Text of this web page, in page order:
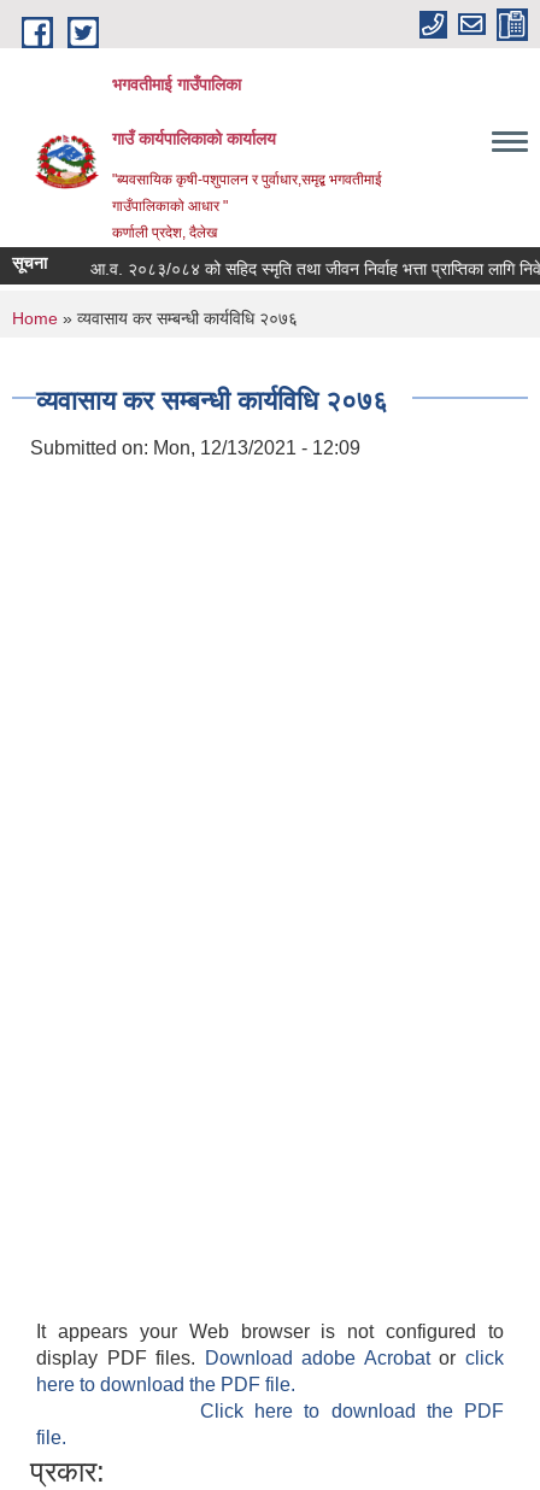
Skip to main content
भगवतीमाई गाउँपालिका
गाउँ कार्यपालिकाको कार्यालय
"ब्यवसायिक कृषी-पशुपालन र पुर्वाधार,समृद्ब भगवतीमाई
गाउँपालिकाको आधार "
कर्णाली प्रदेश, दैलेख
सूचना
विषयः आ.व. २०८३/०८४ को सहिद स्मृति तथा जीवन निर्वाह भत्ता प्राप्तिका लागि
You are here
Home » व्यवासाय कर सम्बन्धी कार्यविधि २०७६
व्यवासाय कर सम्बन्धी कार्यविधि २०७६
Submitted on: Mon, 12/13/2021 - 12:09
It appears your Web browser is not configured to
display PDF files.
Download adobe Acrobatorclick
here to download the PDF file.
Click here to download the PDF
file.
प्रकार: